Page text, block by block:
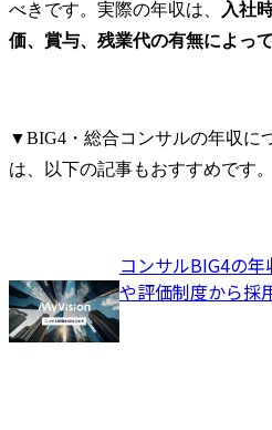
べきです。実際の年収は、
入社
価、賞与、残業代の有無によっ
▼BIG4・総合コンサルの年収に
は、以下の記事もおすすめです。
コンサルBIG4の
や評価制度から採